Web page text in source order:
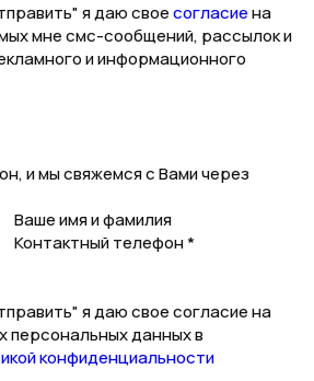
я даю своесогласиена
мне смс-сообщений, рассылок и
и информационного
и мы свяжемся с Вами через
Ваше имя и фамилия
Контактный телефон *
я даю свое согласие на
персональных данных в
конфиденциальности